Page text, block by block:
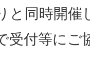
と同時開催
受付等にご